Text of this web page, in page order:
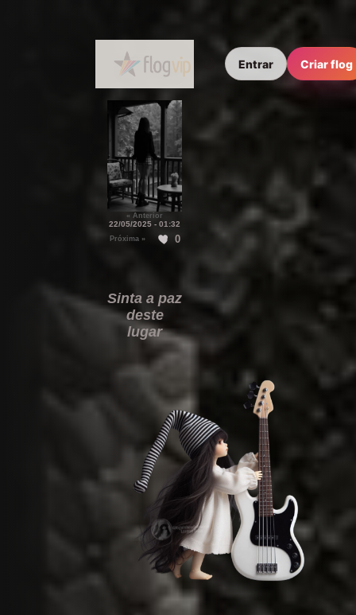
Entrar Criar flog
« Anterior
22/05/2025 - 01:32
Próxima » 0
Sinta a paz
deste
lugar